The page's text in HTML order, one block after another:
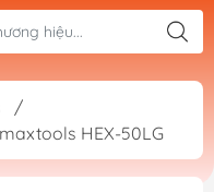
/
HEX-50LG